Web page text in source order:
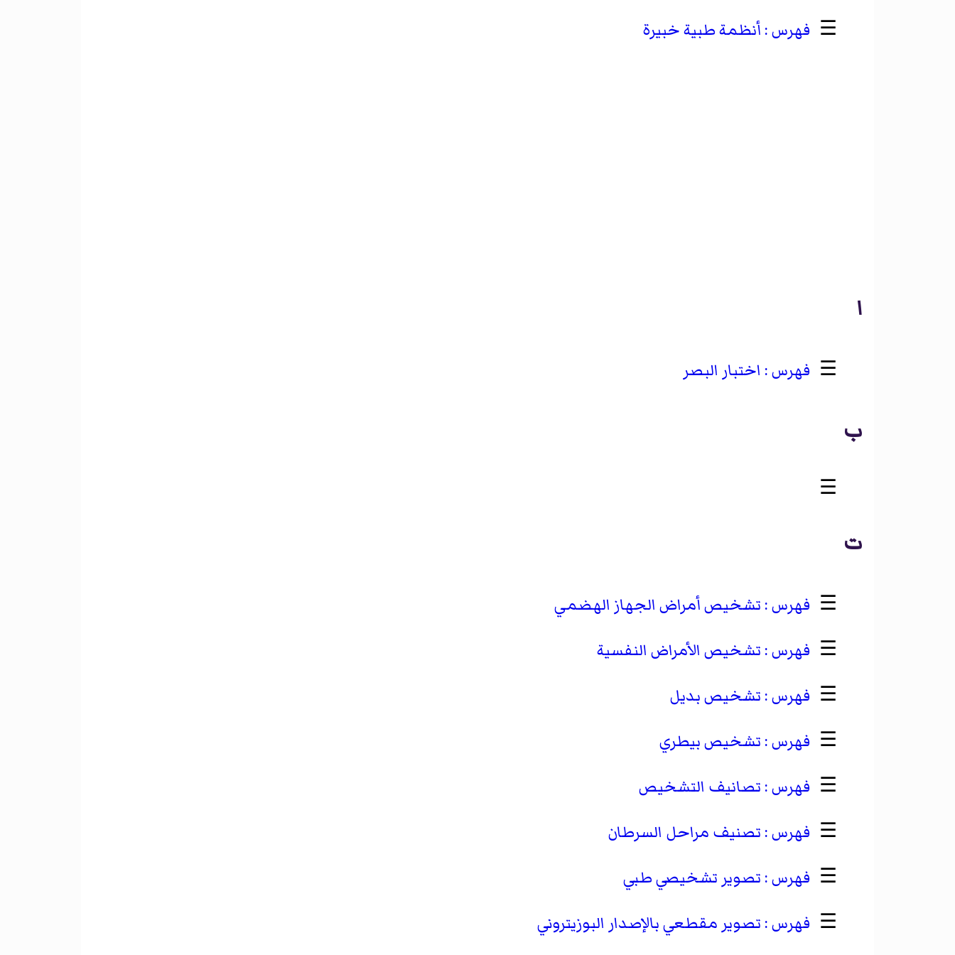
☰ أنظمة طبية خبيرة
ا
☰ اختبار البصر
ب
☰
ت
☰
تشخيص أمراض الجهاز الهضمي
☰
تشخيص الأمراض النفسية
☰
تشخيص بديل
☰
تشخيص بيطري
☰
تصانيف التشخيص
☰
تصنيف مراحل السرطان
☰
تصوير تشخيصي طبي
☰
تصوير مقطعي بالإصدار البوزيتروني